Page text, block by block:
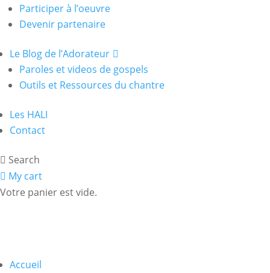
Participer à l’oeuvre
Devenir partenaire
Le Blog de l’Adorateur
Paroles et videos de gospels
Outils et Ressources du chantre
Les HALI
Contact
Search
My cart
Votre panier est vide.
Accueil